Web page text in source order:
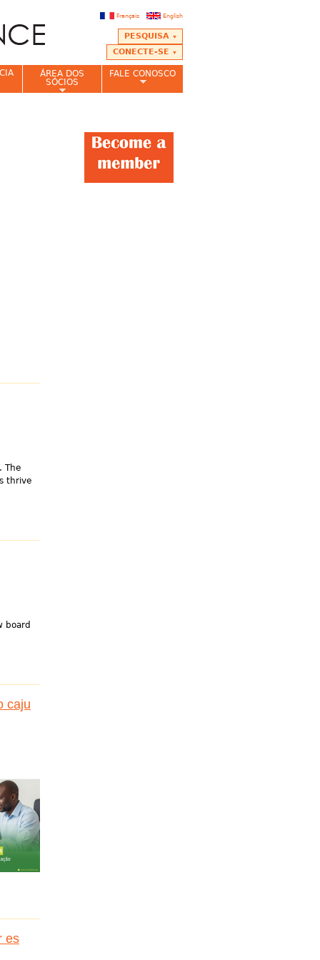
English
Français
PESQUISA
CONECTE-SE
The
thrive
board
caju
es
ÁREA DOS
SÓCIOS
FALE CONOSCO